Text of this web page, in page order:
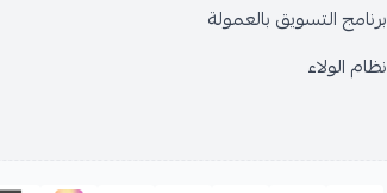
برنامج التسويق بالعمولة
نظام الولاء